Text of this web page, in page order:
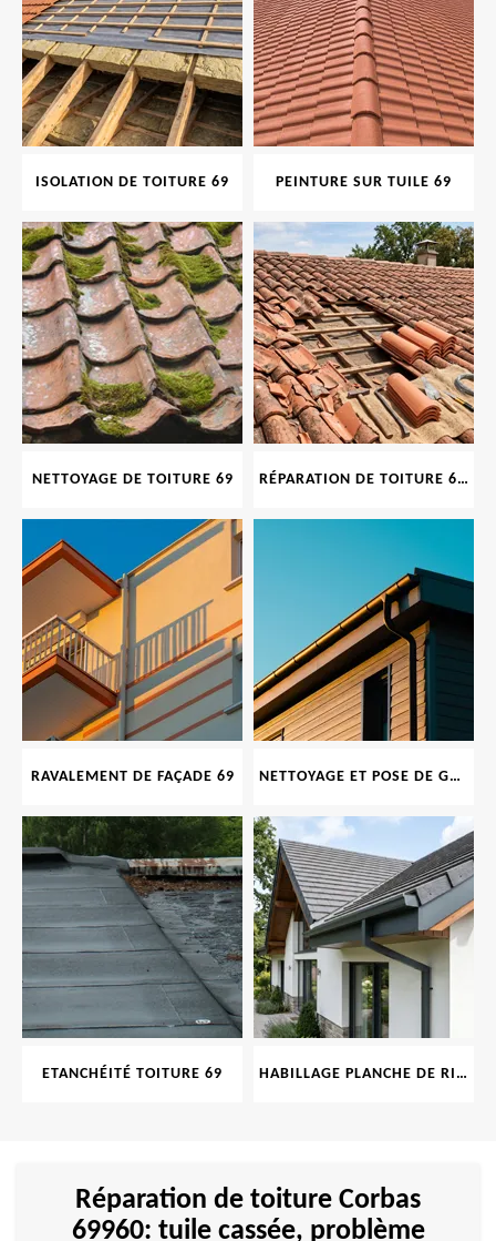
ISOLATION DE TOITURE 69 PEINTURE SUR TUILE 69
NETTOYAGE DE TOITURE 69 RÉPARATION DE TOITURE 69 RHONE, TUILES CASSÉES OU ABIMÉES
RAVALEMENT DE FAÇADE 69 NETTOYAGE ET POSE DE GOUTTIÈRE 69
ETANCHÉITÉ TOITURE 69 HABILLAGE PLANCHE DE RIVE 69
Réparation de toiture Corbas
69960: tuile cassée, problème